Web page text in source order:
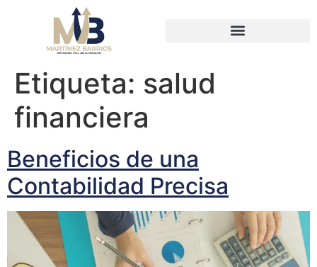
Etiqueta: salud
financiera
Beneficios de una
Contabilidad Precisa